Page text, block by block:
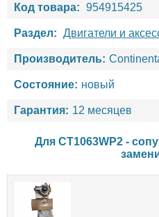
Код товара: 954915425
Раздел: Двигатели и
Производитель:
Состояние: новый
Гарантия: 12 месяцев
Для CT1063WP2 -